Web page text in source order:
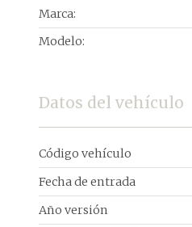
Marca:
Modelo:
Datos del vehículo
Código vehículo
Fecha de entrada
Año versión